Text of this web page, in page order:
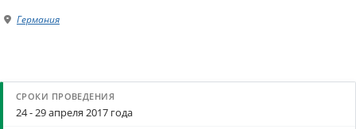
Германия
24 - 29 апреля 2017 года